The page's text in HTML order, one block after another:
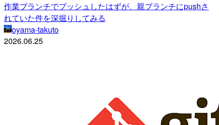
作業ブランチでプッシュしたはずが、親ブランチにpushさ
れていた件を深掘りしてみる
oyama-takuto
2026.06.25